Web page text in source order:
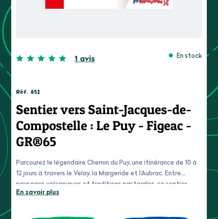
1 avis En stock
Réf. 651
Sentier vers Saint-Jacques-de-
Compostelle : Le Puy - Figeac -
GR®65
Parcourez le légendaire Chemin du Puy, une itinérance de 10 à
12 jours à travers le Velay, la Margeride et l’Aubrac. Entre
paysages volcaniques et traditions pastorales, ce sentier
emblématique classé au Patrimoine mondial de l’Unesco vous
En savoir plus